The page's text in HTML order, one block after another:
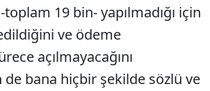
19 bin- yapılmadığı için
ve ödeme
açılmayacağını
bana hiçbir şekilde sözlü ve